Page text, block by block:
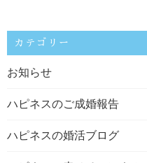
カテゴリー
お知らせ
ハピネスのご成婚報告
ハピネスの婚活ブログ